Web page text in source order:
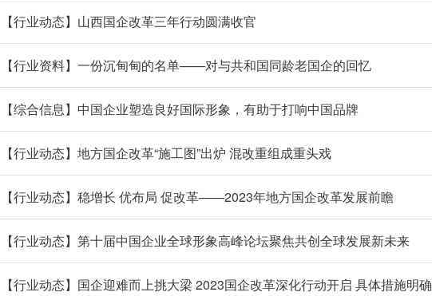
【行业动态】山西国企改革三年行动圆满收官
【行业资料】一份沉甸甸的名单——对与共和国同龄老国企的回忆
【综合信息】中国企业塑造良好国际形象，有助于打响中国品牌
【行业动态】地方国企改革“施工图”出炉 混改重组成重头戏
【行业动态】稳增长 优布局 促改革——2023年地方国企改革发展前瞻
【行业动态】第十届中国企业全球形象高峰论坛聚焦共创全球发展新未来
【行业动态】国企迎难而上挑大梁 2023国企改革深化行动开启 具体措施明确